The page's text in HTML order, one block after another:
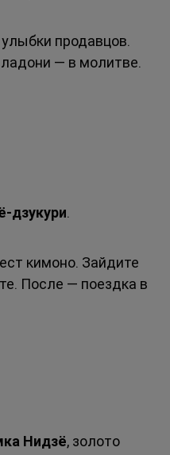
продавцов.
— в молитве.
дзукури.
кимоно. Зайдите
После — поездка в
Нидзё, золото